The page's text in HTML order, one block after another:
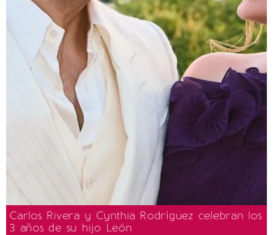
Carlos Rivera y Cynthia Rodríguez celebran los
3 años de su hijo León